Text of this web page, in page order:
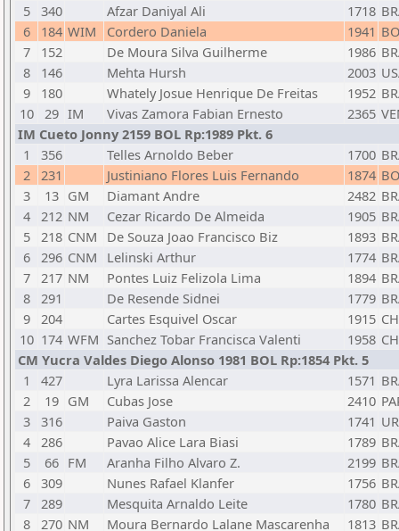
5 340 Afzar Daniyal Ali 1718
6
184 WIM Cordero Daniela 1941
7
152 De Moura Silva Guilherme 1986
8
146 Mehta Hursh 2003
9
180 Whately Josue Henrique De Freitas 1952
10 29 IM Vivas Zamora Fabian Ernesto 2365
IM Cueto Jonny 2159 BOL Rp:1989 Pkt. 6
1
356 Telles Arnoldo Beber 1700
2 231 Justiniano Flores Luis Fernando 1874
3
13 GM Diamant Andre 2482
4 212 NM Cezar Ricardo De Almeida 1905
5 218 CNM De Souza Joao Francisco Biz 1893
6 296 CNM Lelinski Arthur 1774
7 217 NM Pontes Luiz Felizola Lima 1894
8 291 De Resende Sidnei 1779
9 204 Cartes Esquivel Oscar 1915
10 174 WFM Sanchez Tobar Francisca Valenti 1958
CM Yucra Valdes Diego Alonso 1981 BOL Rp:1854 Pkt. 5
1
427 Lyra Larissa Alencar 1571
2
19 GM Cubas Jose 2410
3 316 Paiva Gaston 1741
4 286 Pavao Alice Lara Biasi 1789
5
66 FM Aranha Filho Alvaro Z. 2199
6 309 Nunes Rafael Klanfer 1756
7 289 Mesquita Arnaldo Leite 1780
8 270 NM Moura Bernardo Lalane Mascarenha 1813